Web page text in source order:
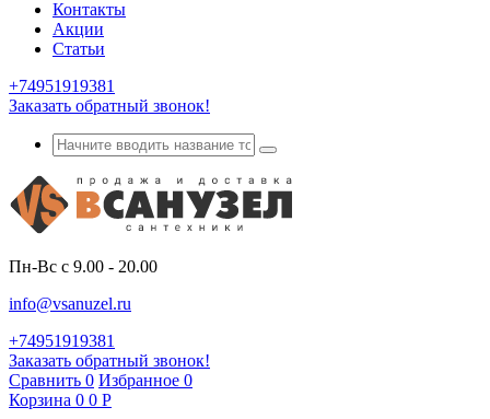
Контакты
Акции
Статьи
+74951919381
Заказать обратный звонок!
Пн-Вс с 9.00 - 20.00
info@vsanuzel.ru
+74951919381
Заказать обратный звонок!
Сравнить 0 Избранное 0
Корзина 0 0 Р